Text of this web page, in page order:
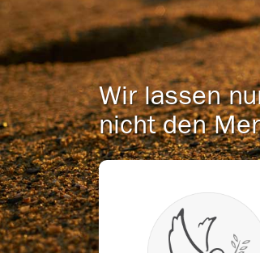
Wir lassen
nicht den